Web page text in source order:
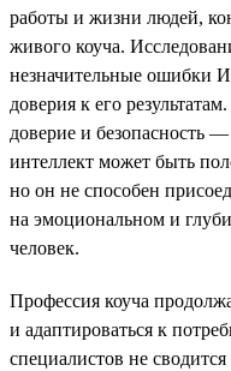
работы и жизни людей,
живого коуча.
незначительные ошибки
доверия к его
доверие и безопасность
интеллект может быть
но он не способен
на эмоциональном и
человек.
Профессия коуча
и адаптироваться к
специалистов не